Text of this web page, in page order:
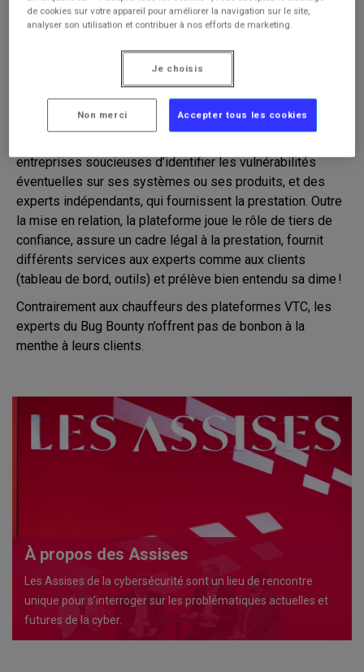
Le bug bounty est une approche collaborative de la
recherche de vulnérabilités. Elle repose sur une
plateforme d’intermédiation, généralement assurée par
entreprises soucieuses d’identifier les vulnérabilités
éventuelles sur ses systèmes ou ses produits, et des
experts indépendants, qui fournissent la prestation. Outre
la mise en relation, la plateforme joue le rôle de tiers de
confiance, assure un cadre légal à la prestation, fournit
différents services aux experts comme aux clients
(tableau de bord, outils) et prélève bien entendu sa dime !
Contrairement aux chauffeurs des plateformes VTC, les
experts du Bug Bounty n’offrent pas de bonbon à la
menthe à leurs clients.
À propos des Assises
Les Assises de la cybersécurité sont un lieu de rencontre
unique pour s’interroger sur les problématiques actuelles et
futures de la cyber.
de cookies sur votre appareil pour améliorer la navigation sur le site,
analyser son utilisation et contribuer à nos efforts de marketing.
Je choisis
Non merci Accepter tous les cookies